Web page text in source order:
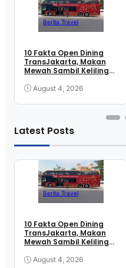
Berita Travel
10 Fakta Open Dining
TransJakarta, Makan
Mewah Sambil Keliling
August 4, 2026
Latest Posts
Berita Travel
10 Fakta Open Dining
TransJakarta, Makan
Mewah Sambil Keliling
August 4, 2026